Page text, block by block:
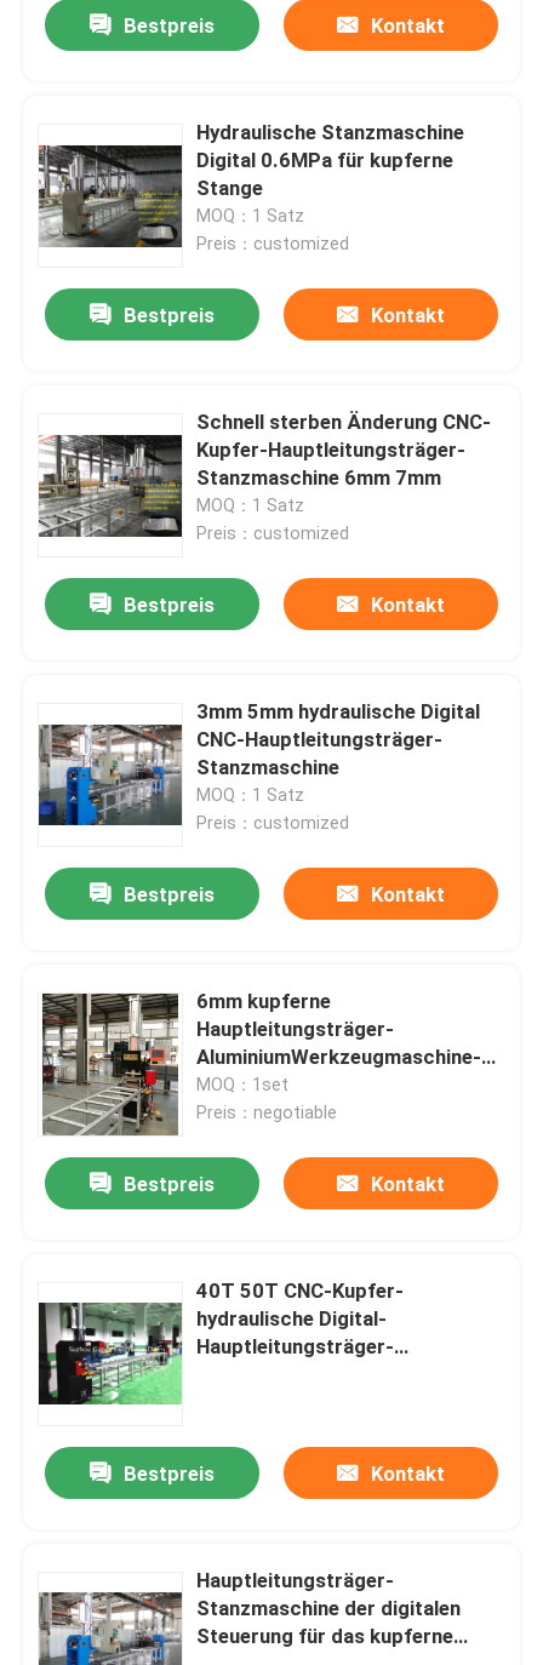
Produkte
Über uns
Fabrik-Ausflug
Treten Sie mit uns in Verbindung
Fordern Sie ein Zitat
Hauptleitungsträger-Maschine
Hauptleitungsträger-Werkzeugmaschine
Bestpreis Kontakt
Hydraulische Stanzmaschine
Digital 0.6MPa für kupferne
Stange
MOQ：1 Satz
Preis：customized
Bestpreis Kontakt
Schnell sterben Änderung CNC-
Kupfer-Hauptleitungsträger-
Stanzmaschine 6mm 7mm
MOQ：1 Satz
Preis：customized
Bestpreis Kontakt
3mm 5mm hydraulische Digital
CNC-Hauptleitungsträger-
Stanzmaschine
MOQ：1 Satz
Preis：customized
Bestpreis Kontakt
6mm kupferne
Hauptleitungsträger-
AluminiumWerkzeugmaschine-
verbiegendes Lochen
MOQ：1set
Preis：negotiable
Bestpreis Kontakt
40T 50T CNC-Kupfer-
hydraulische Digital-
Hauptleitungsträger-
Bestpreis Kontakt
Hauptleitungsträger-
Stanzmaschine der digitalen
Steuerung für das kupferne